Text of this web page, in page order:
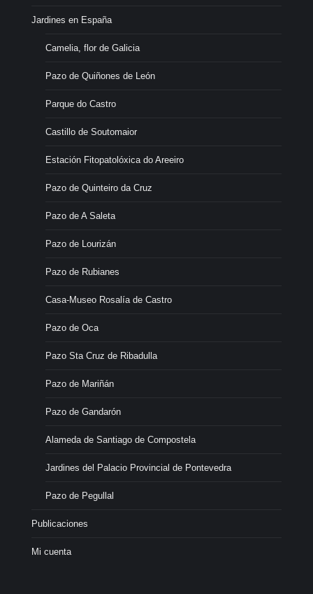
Jardines en España
Camelia, flor de Galicia
Pazo de Quiñones de León
Parque do Castro
Castillo de Soutomaior
Estación Fitopatolóxica do Areeiro
Pazo de Quinteiro da Cruz
Pazo de A Saleta
Pazo de Lourizán
Pazo de Rubianes
Casa-Museo Rosalía de Castro
Pazo de Oca
Pazo Sta Cruz de Ribadulla
Pazo de Mariñán
Pazo de Gandarón
Alameda de Santiago de Compostela
Jardines del Palacio Provincial de Pontevedra
Pazo de Pegullal
Publicaciones
Mi cuenta